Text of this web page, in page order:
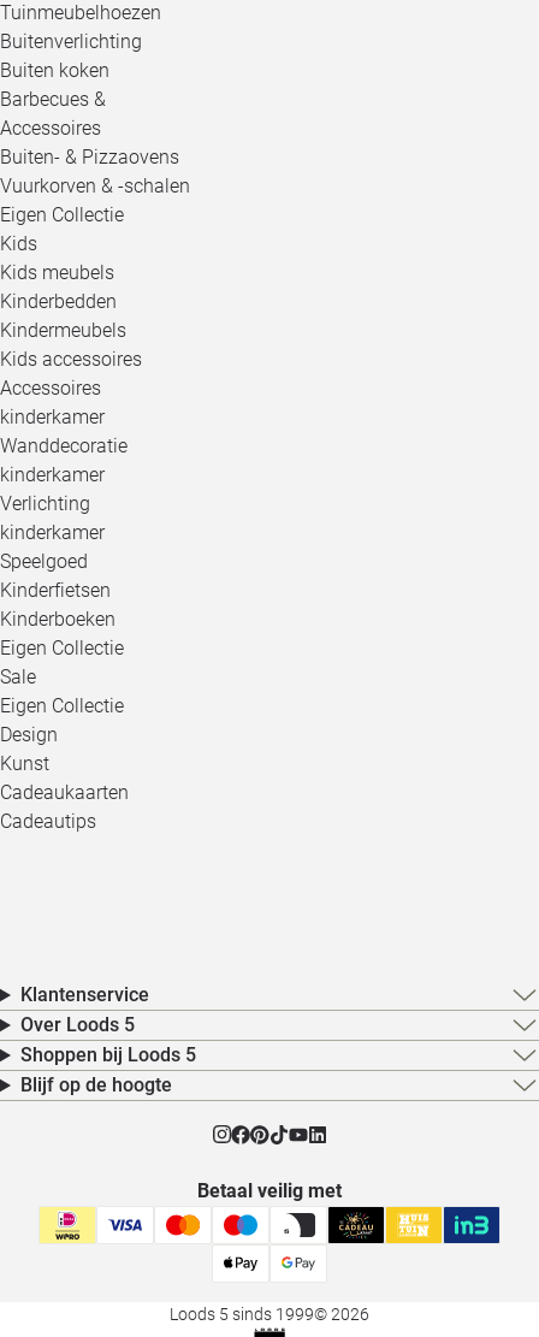
Tuinmeubelhoezen
Buitenverlichting
Buiten koken
Barbecues &
Accessoires
Buiten- & Pizzaovens
Vuurkorven & -schalen
Eigen Collectie
Kids
Kids meubels
Kinderbedden
Kindermeubels
Kids accessoires
Accessoires
kinderkamer
Wanddecoratie
kinderkamer
Verlichting
kinderkamer
Speelgoed
Kinderfietsen
Kinderboeken
Eigen Collectie
Sale
Eigen Collectie
Design
Kunst
Cadeaukaarten
Cadeautips
Klantenservice
Over Loods 5
Shoppen bij Loods 5
Blijf op de hoogte
Betaal veilig met
Loods 5 sinds 1999© 2026